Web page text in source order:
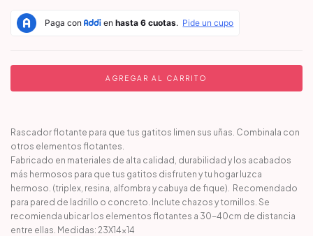
Rascador flotante para que tus gatitos limen sus uñas. Combinala con
otros elementos flotantes.
Fabricado en materiales de alta calidad, durabilidad y los acabados
más hermosos para que tus gatitos disfruten y tu hogar luzca
hermoso. (triplex, resina, alfombra y cabuya de fique). Recomendado
para pared de ladrillo o concreto. Inclute chazos y tornillos. Se
recomienda ubicar los elementos flotantes a 30-40cm de distancia
entre ellas. Medidas: 23X14x14